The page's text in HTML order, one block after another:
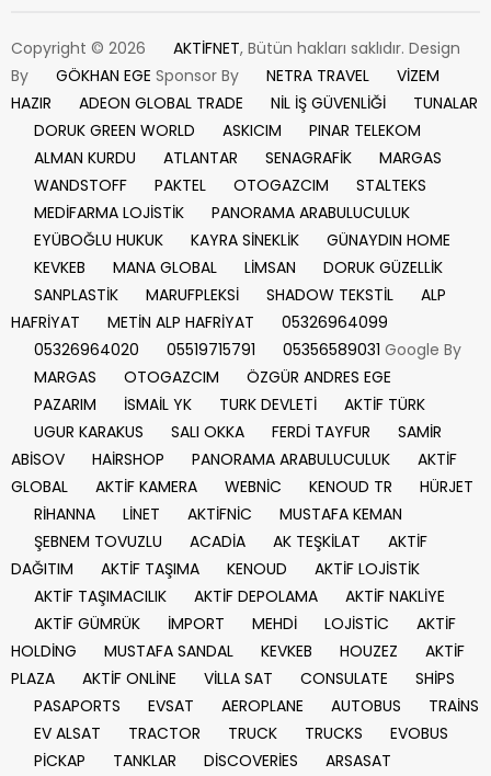
Copyright © 2026 AKTİFNET, Bütün hakları saklıdır. Design
By
GÖKHAN EGE Sponsor By NETRA TRAVEL
VİZEM
HAZIR
ADEON GLOBAL TRADE NİL İŞ GÜVENLİĞİ
TUNALAR
DORUK GREEN WORLD
ASKICIM
PINAR TELEKOM
ALMAN KURDU
ATLANTAR SENAGRAFİK
MARGAS
WANDSTOFF
PAKTEL OTOGAZCIM
STALTEKS
MEDİFARMA LOJİSTİK
PANORAMA ARABULUCULUK
EYÜBOĞLU HUKUK
KAYRA SİNEKLİK
GÜNAYDIN HOME
KEVKEB
MANA GLOBAL LİMSAN
DORUK GÜZELLİK
SANPLASTİK
MARUFPLEKSİ SHADOW TEKSTİL
ALP
HAFRİYAT
METİN ALP HAFRİYAT
05326964099
05326964020
05519715791 05356589031 Google By
MARGAS
OTOGAZCIM
ÖZGÜR ANDRES EGE
PAZARIM
İSMAİL YK TURK DEVLETİ
AKTİF TÜRK
UGUR KARAKUS
SALI OKKA FERDİ TAYFUR
SAMİR
ABİSOV
HAİRSHOP PANORAMA ARABULUCULUK
AKTİF
GLOBAL
AKTİF KAMERA WEBNİC KENOUD TR
HÜRJET
RİHANNA
LİNET AKTİFNİC
MUSTAFA KEMAN
ŞEBNEM TOVUZLU
ACADİA AK TEŞKİLAT
AKTİF
DAĞITIM
AKTİF TAŞIMA KENOUD
AKTİF LOJİSTİK
AKTİF TAŞIMACILIK
AKTİF DEPOLAMA
AKTİF NAKLİYE
AKTİF GÜMRÜK
İMPORT MEHDİ LOJİSTİC
AKTİF
HOLDİNG
MUSTAFA SANDAL KEVKEB HOUZEZ
AKTİF
PLAZA
AKTİF ONLİNE VİLLA SAT CONSULATE
SHİPS
PASAPORTS
EVSAT AEROPLANE AUTOBUS
TRAİNS
EV ALSAT
TRACTOR TRUCK TRUCKS
EVOBUS
PİCKAP
TANKLAR DİSCOVERİES
ARSASAT